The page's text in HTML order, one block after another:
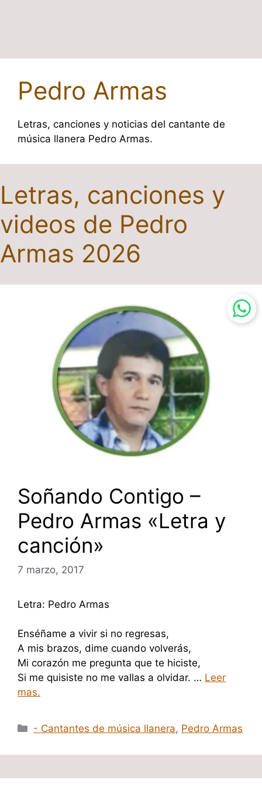
Pedro Armas
Letras, canciones y noticias del cantante de
música llanera Pedro Armas.
Letras, canciones y
videos de Pedro
Armas 2026
Soñando Contigo –
Pedro Armas «Letra y
canción»
7 marzo, 2017
Letra: Pedro Armas
Enséñame a vivir si no regresas,
A mis brazos, dime cuando volverás,
Mi corazón me pregunta que te hiciste,
Si me quisiste no me vallas a olvidar. … Leer
mas.
Categorías
- Cantantes de música llanera, Pedro Armas